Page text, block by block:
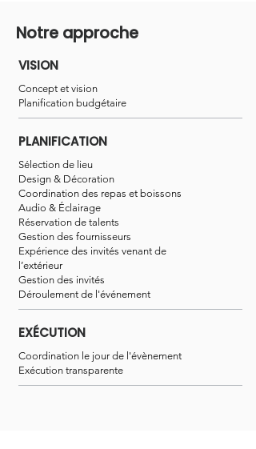
Notre approche
VISION
Concept et vision
Planification budgétaire
PLANIFICATION
Sélection de lieu
Design & Décoration
Coordination des repas et boissons
Audio & Éclairage
Réservation de talents
Gestion des fournisseurs
Expérience des invités venant de
l’extérieur
Gestion des invités
Déroulement de l'événement
EXÉCUTION
Coordination le jour de l'évènement
Exécution transparente